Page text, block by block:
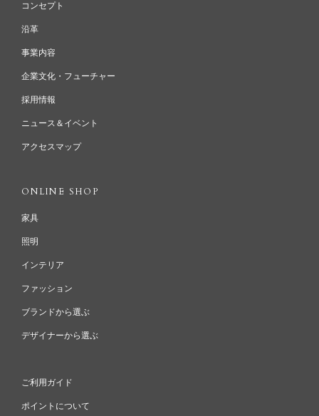
コンセプト
沿革
事業内容
企業文化・フューチャー
採用情報
ニュース＆イベント
アクセスマップ
ONLINE SHOP
家具
照明
インテリア
ファッション
ブランドから選ぶ
デザイナーから選ぶ
ご利用ガイド
ポイントについて